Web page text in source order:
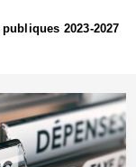
2023-2027